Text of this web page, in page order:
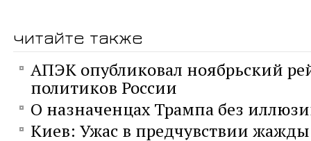
читайте также
АПЭК опубликовал ноябрьский
политиков России
О назначенцах Трампа без
Киев: Ужас в предчувствии жажды